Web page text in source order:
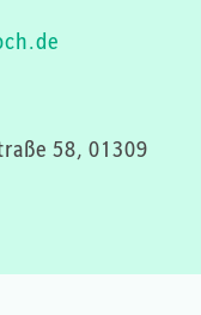
58, 01309